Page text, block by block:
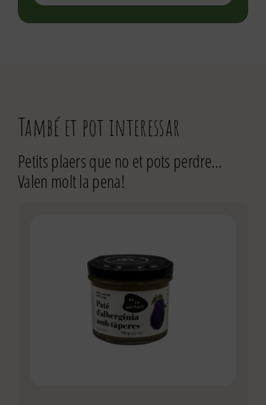
També et pot interessar
Petits plaers que no et pots perdre…
Valen molt la pena!